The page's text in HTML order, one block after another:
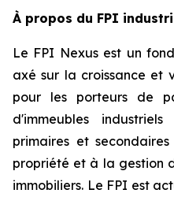
À propos du FPI
Le FPI Nexus est un
axé sur la croissance et
pour les porteurs de
d'immeubles
primaires et
propriété et à la gestion
immobiliers. Le FPI est